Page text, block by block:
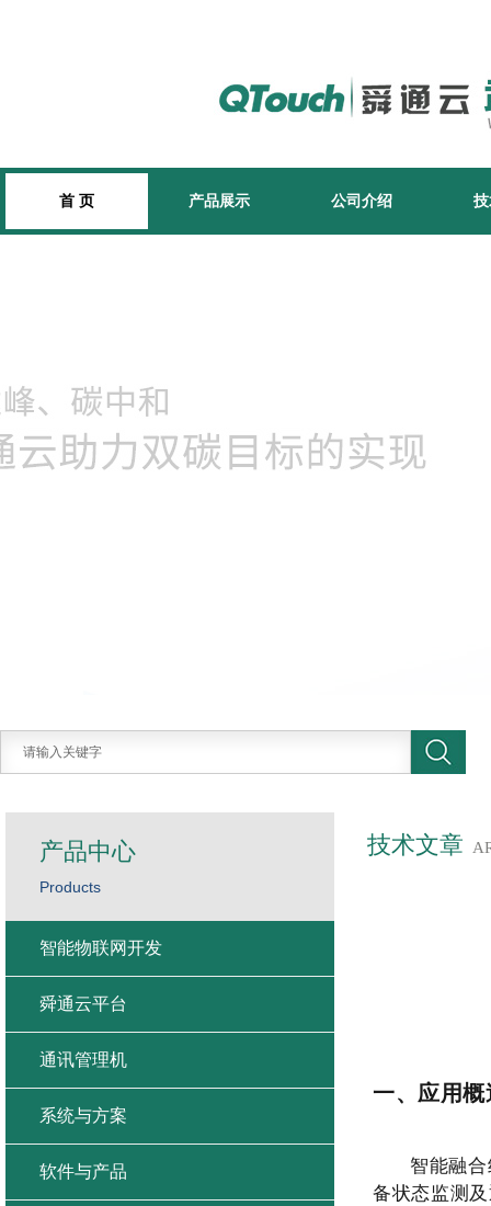
首 页 产品展示 公司介绍
技术文章
一、应用概
智能融
备状态监测
产品中心
Products
智能物联网开发
舜通云平台
通讯管理机
系统与方案
软件与产品